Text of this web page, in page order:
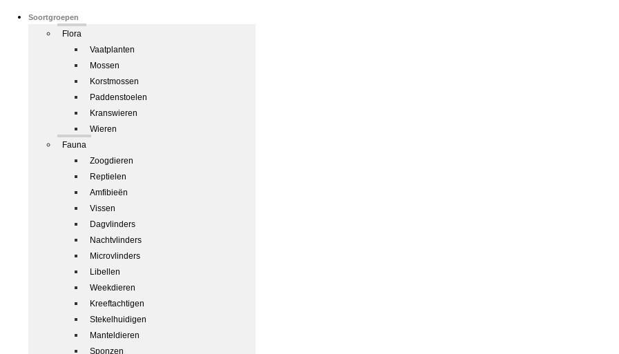
Soortgroepen
Flora
Vaatplanten
Mossen
Korstmossen
Paddenstoelen
Kranswieren
Wieren
Fauna
Zoogdieren
Reptielen
Amfibieën
Vissen
Dagvlinders
Nachtvlinders
Microvlinders
Libellen
Weekdieren
Kreeftachtigen
Stekelhuidigen
Manteldieren
Sponzen